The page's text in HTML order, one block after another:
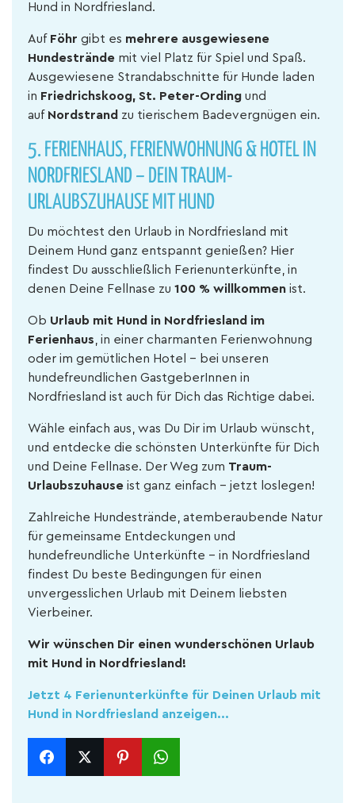
Hund in Nordfriesland.
Auf Föhr gibt es mehrere ausgewiesene
Hundestrände mit viel Platz für Spiel und Spaß.
Ausgewiesene Strandabschnitte für Hunde laden
in Friedrichskoog, St. Peter-Ording und
auf Nordstrand zu tierischem Badevergnügen ein.
5. FERIENHAUS, FERIENWOHNUNG & HOTEL IN
NORDFRIESLAND – DEIN TRAUM-
URLAUBSZUHAUSE MIT HUND
Du möchtest den Urlaub in Nordfriesland mit
Deinem Hund ganz entspannt genießen? Hier
findest Du ausschließlich Ferienunterkünfte, in
denen Deine Fellnase zu 100 % willkommen ist.
Ob Urlaub mit Hund in Nordfriesland im
Ferienhaus , in einer charmanten Ferienwohnung
oder im gemütlichen Hotel – bei unseren
hundefreundlichen GastgeberInnen in
Nordfriesland ist auch für Dich das Richtige dabei.
Wähle einfach aus, was Du Dir im Urlaub wünscht,
und entdecke die schönsten Unterkünfte für Dich
und Deine Fellnase. Der Weg zum Traum-
Urlaubszuhause ist ganz einfach – jetzt loslegen!
Zahlreiche Hundestrände, atemberaubende Natur
für gemeinsame Entdeckungen und
hundefreundliche Unterkünfte – in Nordfriesland
findest Du beste Bedingungen für einen
unvergesslichen Urlaub mit Deinem liebsten
Vierbeiner.
Wir wünschen Dir einen wunderschönen Urlaub
mit Hund in Nordfriesland!
Jetzt 4 Ferienunterkünfte für Deinen Urlaub mit
Hund in Nordfriesland anzeigen...